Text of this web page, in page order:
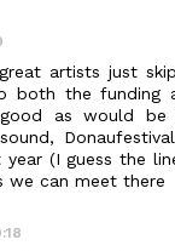
artists just
both the funding
as would be
(I guess the
we can meet there